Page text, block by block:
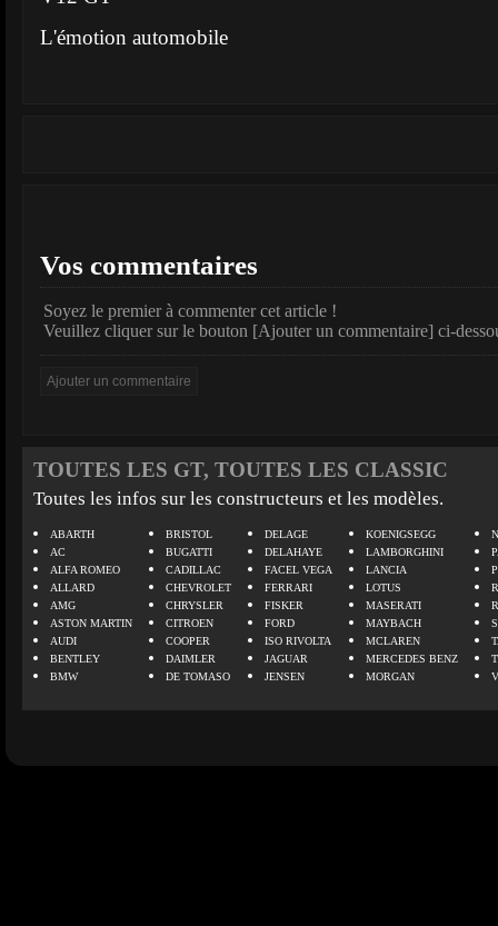
L'émotion automobile
Vos commentaires
Soyez le premier à commenter cet article !
Veuillez cliquer sur le bouton [Ajouter un commentaire] ci-
TOUTES LES GT, TOUTES LES CLASSIC
Toutes les infos sur les constructeurs et les modèles.
ABARTH
AC
ALFA ROMEO
ALLARD
AMG
ASTON MARTIN
AUDI
BENTLEY
BMW
BRISTOL
BUGATTI
CADILLAC
CHEVROLET
CHRYSLER
CITROEN
COOPER
DAIMLER
DE TOMASO
DELAGE
DELAHAYE
FACEL VEGA
FERRARI
FISKER
FORD
ISO RIVOLTA
JAGUAR
JENSEN
KOENIGSEGG
LAMBORGHINI
LANCIA
LOTUS
MASERATI
MAYBACH
MCLAREN
MERCEDES BENZ
MORGAN